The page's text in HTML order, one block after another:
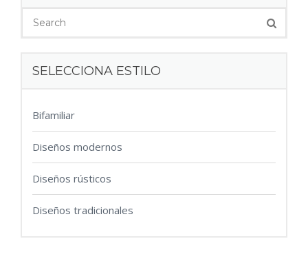
SELECCIONA ESTILO
Bifamiliar
Diseños modernos
Diseños rústicos
Diseños tradicionales